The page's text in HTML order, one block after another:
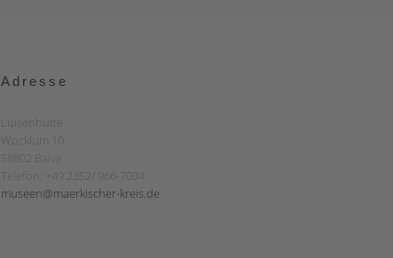
Adresse
Luisenhütte
Wocklum 10
58802 Balve
Telefon: +49 2352/ 966-7034
museen@maerkischer-kreis.de